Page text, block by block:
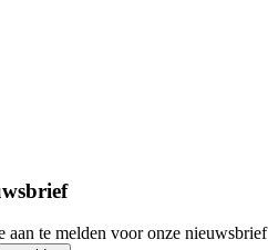
te melden voor onze nieuwsbrief